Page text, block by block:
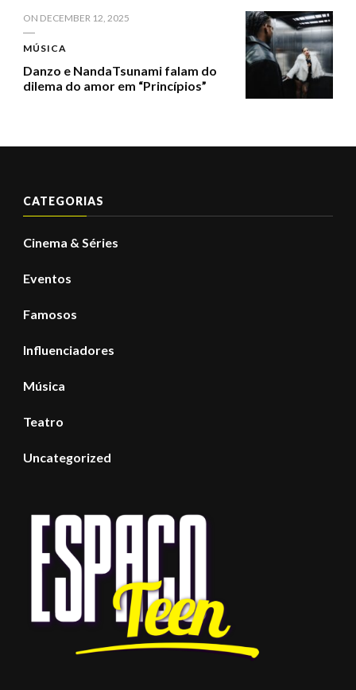
ON DECEMBER 12, 2025
MÚSICA
Danzo e NandaTsunami falam do
dilema do amor em “Princípios”
CATEGORIAS
Cinema & Séries
Eventos
Famosos
Influenciadores
Música
Teatro
Uncategorized